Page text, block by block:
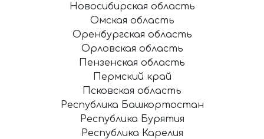
Новосибирская область
Омская область
Оренбургская область
Орловская область
Пензенская область
Пермский край
Псковская область
Республика Башкортостан
Республика Бурятия
Республика Карелия